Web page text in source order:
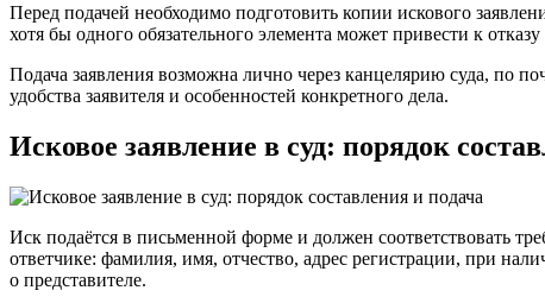
Перед подачей необходимо подготовить копии искового
хотя бы одного обязательного элемента может привести к
Подача заявления возможна лично через канцелярию суда, по
удобства заявителя и особенностей конкретного дела.
Исковое заявление в суд: порядок
Иск подаётся в письменной форме и должен соответствовать
ответчике: фамилия, имя, отчество, адрес регистрации, при
о представителе.